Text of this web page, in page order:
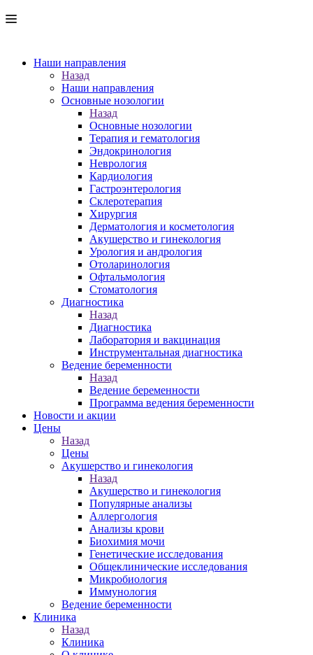
Наши направления
Назад
Наши направления
Основные нозологии
Назад
Основные нозологии
Терапия и гематология
Эндокринология
Неврология
Кардиология
Гастроэнтерология
Склеротерапия
Хирургия
Дерматология и косметология
Акушерство и гинекология
Урология и андрология
Отоларинология
Офтальмология
Стоматология
Диагностика
Назад
Диагностика
Лаборатория и вакцинация
Инструментальная диагностика
Ведение беременности
Назад
Ведение беременности
Программа ведения беременности
Новости и акции
Цены
Назад
Цены
Акушерство и гинекология
Назад
Акушерство и гинекология
Популярные анализы
Аллергология
Анализы крови
Биохимия мочи
Генетические исследования
Общеклинические исследования
Микробиология
Иммунология
Ведение беременности
Клиника
Назад
Клиника